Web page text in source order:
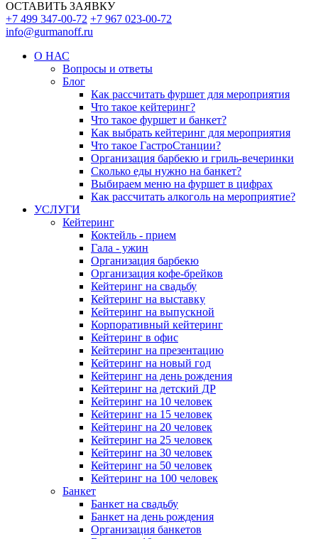
ОСТАВИТЬ ЗАЯВКУ
+7 499 347-00-72 +7 967 023-00-72
info@gurmanoff.ru
О НАС
Вопросы и ответы
Блог
Как рассчитать фуршет для мероприятия
Что такое кейтеринг?
Что такое фуршет и банкет?
Как выбрать кейтеринг для мероприятия
Что такое ГастроСтанции?
Организация барбекю и гриль-вечеринки
Сколько еды нужно на банкет?
Выбираем меню на фуршет в цифрах
Как рассчитать алкоголь на мероприятие?
УСЛУГИ
Кейтеринг
Коктейль - прием
Гала - ужин
Организация барбекю
Организация кофе-брейков
Кейтеринг на свадьбу
Кейтеринг на выставку
Кейтеринг на выпускной
Корпоративный кейтеринг
Кейтеринг в офис
Кейтеринг на презентацию
Кейтеринг на новый год
Кейтеринг на день рождения
Кейтеринг на детский ДР
Кейтеринг на 10 человек
Кейтеринг на 15 человек
Кейтеринг на 20 человек
Кейтеринг на 25 человек
Кейтеринг на 30 человек
Кейтеринг на 50 человек
Кейтеринг на 100 человек
Банкет
Банкет на свадьбу
Банкет на день рождения
Организация банкетов